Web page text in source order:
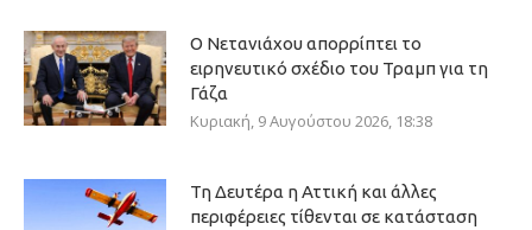
Ο Νετανιάχου απορρίπτει το
ειρηνευτικό σχέδιο του Τραμπ για τη
Γάζα
Κυριακή, 9 Αυγούστου 2026, 18:38
Τη Δευτέρα η Αττική και άλλες
περιφέρειες τίθενται σε κατάσταση